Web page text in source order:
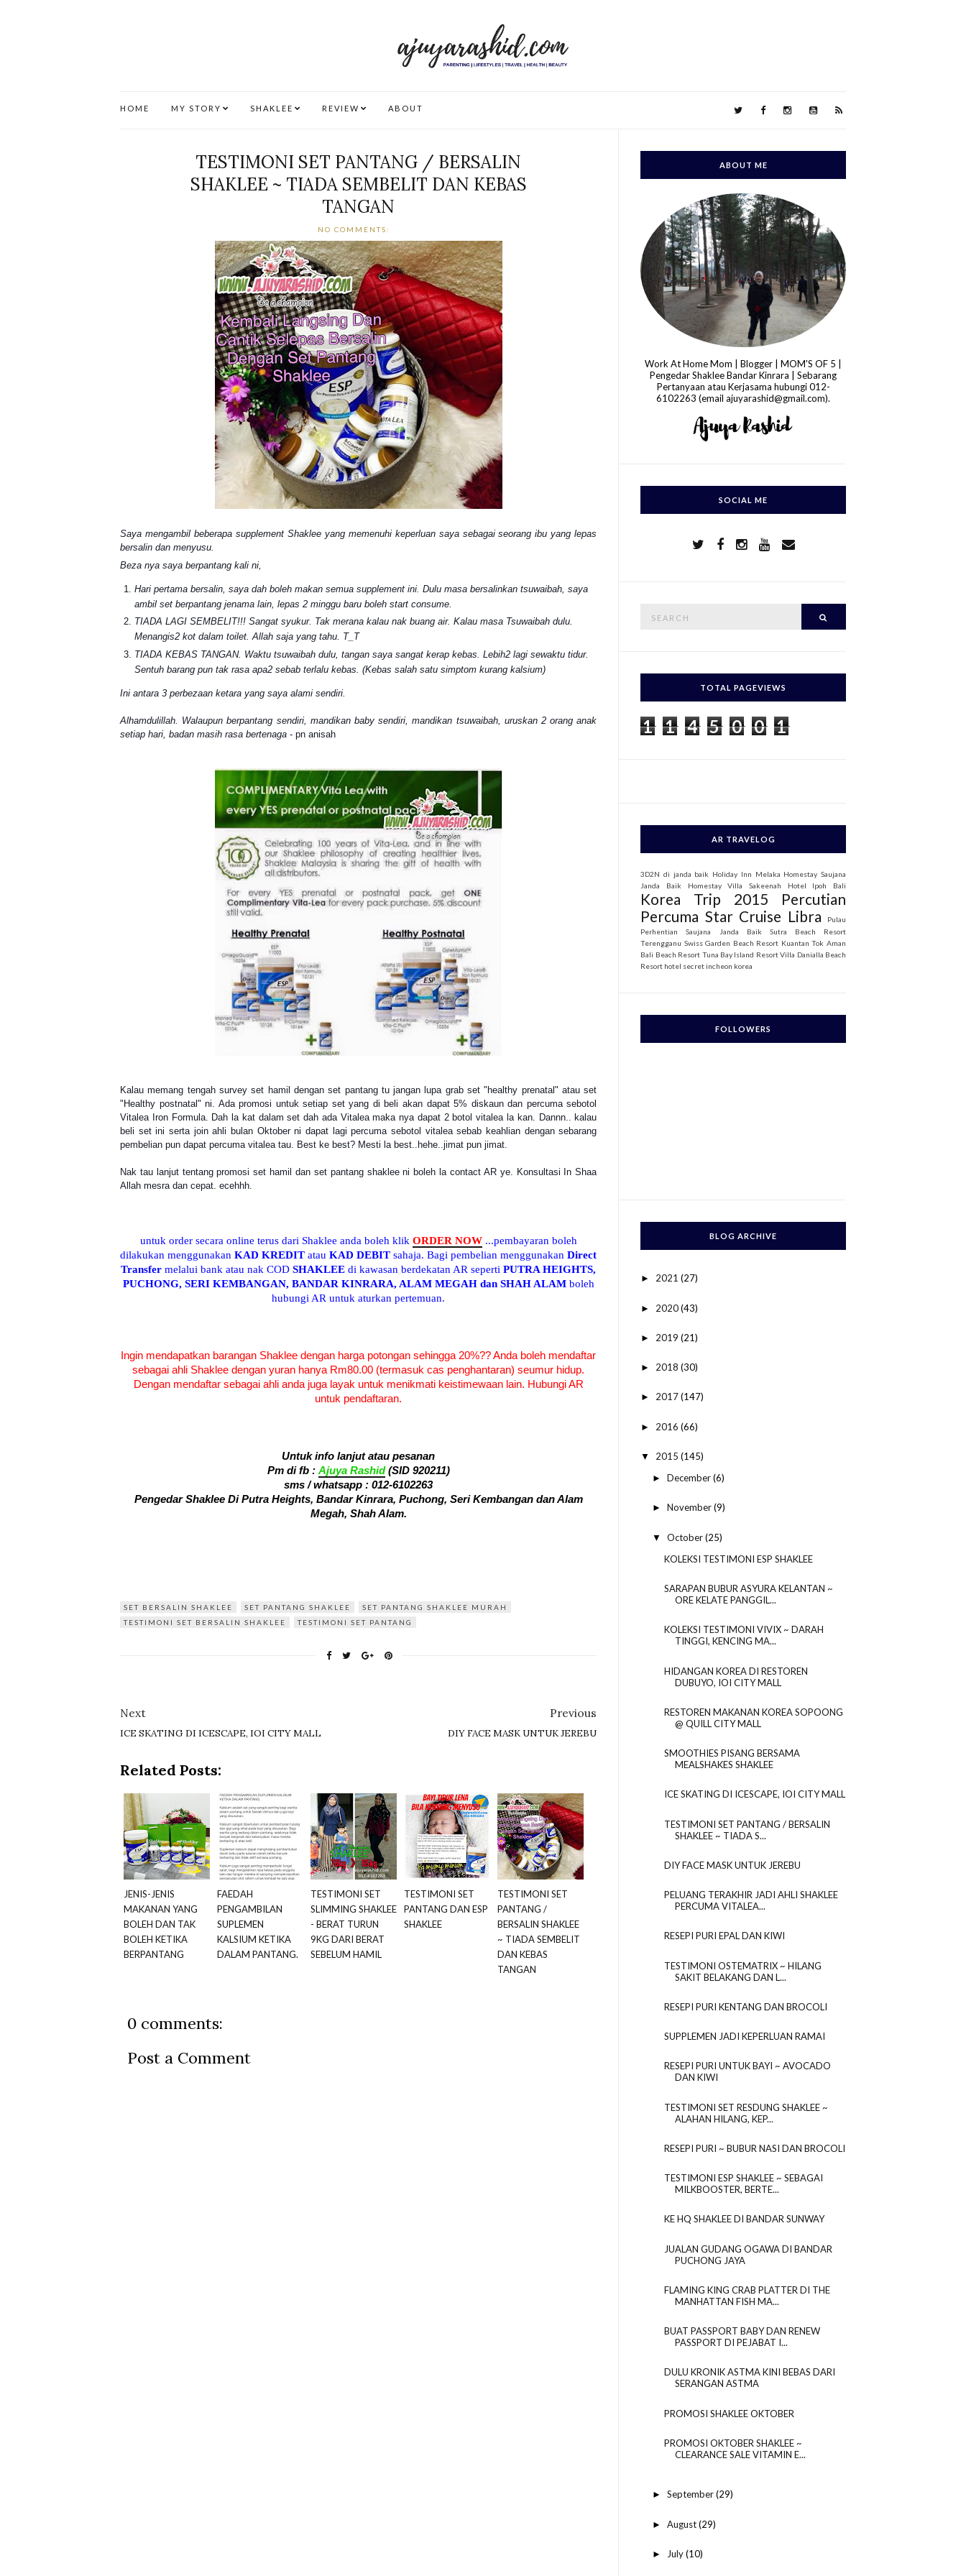
HOME MY STORY SHAKLEE REVIEW ABOUT
TESTIMONI SET PANTANG / BERSALIN
SHAKLEE ~ TIADA SEMBELIT DAN KEBAS
TANGAN
NO COMMENTS:
Saya mengambil beberapa supplement Shaklee yang memenuhi keperluan saya sebagai seorang ibu yang lepas
bersalin dan menyusu.
Beza nya saya berpantang kali ni,
Hari pertama bersalin, saya dah boleh makan semua supplement ini. Dulu masa bersalinkan tsuwaibah, saya
ambil set berpantang jenama lain, lepas 2 minggu baru boleh start consume.
TIADA LAGI SEMBELIT!!! Sangat syukur. Tak merana kalau nak buang air. Kalau masa Tsuwaibah dulu.
Menangis2 kot dalam toilet. Allah saja yang tahu. T_T
TIADA KEBAS TANGAN. Waktu tsuwaibah dulu, tangan saya sangat kerap kebas. Lebih2 lagi sewaktu tidur.
Sentuh barang pun tak rasa apa2 sebab terlalu kebas. (Kebas salah satu simptom kurang kalsium)
Ini antara 3 perbezaan ketara yang saya alami sendiri.
Alhamdulillah. Walaupun berpantang sendiri, mandikan baby sendiri, mandikan tsuwaibah, uruskan 2 orang anak
setiap hari, badan masih rasa bertenaga - pn anisah
Kalau memang tengah survey set hamil dengan set pantang tu jangan lupa grab set "healthy prenatal" atau set
"Healthy postnatal" ni. Ada promosi untuk setiap set yang di beli akan dapat 5% diskaun dan percuma sebotol
Vitalea Iron Formula. Dah la kat dalam set dah ada Vitalea maka nya dapat 2 botol vitalea la kan. Dannn.. kalau
beli set ini serta join ahli bulan Oktober ni dapat lagi percuma sebotol vitalea sebab keahlian dengan sebarang
pembelian pun dapat percuma vitalea tau. Best ke best? Mesti la best..hehe..jimat pun jimat.
Nak tau lanjut tentang promosi set hamil dan set pantang shaklee ni boleh la contact AR ye. Konsultasi In Shaa
Allah mesra dan cepat. ecehhh.
untuk order secara online terus dari Shaklee anda boleh klik ORDER NOW...pembayaran boleh
dilakukan menggunakanKAD KREDIT atauKAD DEBITsahaja. Bagi pembelian menggunakanDirect
Transfer melalui bank atau nak CODSHAKLEE di kawasan berdekatan AR sepertiPUTRA HEIGHTS,
PUCHONG, SERI KEMBANGAN, BANDAR KINRARA, ALAM MEGAH dan SHAH ALAM boleh
hubungi AR untuk aturkan pertemuan.
Ingin mendapatkan barangan Shaklee dengan harga potongan sehingga 20%?? Anda boleh mendaftar
sebagai ahli Shaklee dengan yuran hanya Rm80.00 (termasuk cas penghantaran) seumur hidup.
Dengan mendaftar sebagai ahli anda juga layak untuk menikmati keistimewaan lain. Hubungi AR
untuk pendaftaran.
Untuk info lanjut atau pesanan
Pm di fb : Ajuya Rashid (SID 920211)
sms / whatsapp :012-6102263
Pengedar Shaklee Di Putra Heights, Bandar Kinrara, Puchong, Seri Kembangan dan Alam
Megah, Shah Alam.
SET BERSALIN SHAKLEE SET PANTANG SHAKLEE
SET PANTANG SHAKLEE MURAH
TESTIMONI SET BERSALIN SHAKLEE
TESTIMONI SET PANTANG
Next
ICE SKATING DI ICESCAPE, IOI CITY MALL
Previous
DIY FACE MASK UNTUK JEREBU
Related Posts:
JENIS-JENIS
MAKANAN YANG
BOLEH DAN TAK
BOLEH KETIKA
BERPANTANG
FAEDAH
PENGAMBILAN
SUPLEMEN
KALSIUM KETIKA
DALAM PANTANG.
TESTIMONI SET
SLIMMING SHAKLEE
- BERAT TURUN
9KG DARI BERAT
SEBELUM HAMIL
TESTIMONI SET
PANTANG DAN ESP
SHAKLEE
TESTIMONI SET
PANTANG /
BERSALIN SHAKLEE
~ TIADA SEMBELIT
DAN KEBAS
TANGAN
0 comments:
Post a Comment
ABOUT ME
Work At Home Mom | Blogger | MOM'S OF 5 |
Pengedar Shaklee Bandar Kinrara | Sebarang
Pertanyaan atau Kerjasama hubungi 012-
6102263 (email ajuyarashid@gmail.com).
SOCIAL ME
r
TOTAL PAGEVIEWS
1 1 4 5 0 0 1
AR TRAVELOG
3D2N di janda baik Holiday Inn Melaka Homestay Saujana
Janda Baik
Homestay Villa Sakeenah Hotel Ipoh Bali
Korea Trip 2015
Percutian
Percuma Star Cruise Libra
Pulau
Perhentian
Saujana Janda Baik
Sutra Beach Resort
Terengganu Swiss Garden Beach Resort Kuantan Tok Aman
Bali Beach Resort Tuna Bay Island Resort Villa Danialla Beach
Resort hotel secret incheon korea
FOLLOWERS
BLOG ARCHIVE
► 2021(27)
► 2020(43)
► 2019(21)
► 2018(30)
► 2017(147)
► 2016(66)
▼ 2015(145)
► December(6)
► November(9)
▼ October(25)
KOLEKSI TESTIMONI ESP SHAKLEE
SARAPAN BUBUR ASYURA KELANTAN ~
ORE KELATE PANGGIL...
KOLEKSI TESTIMONI VIVIX ~ DARAH
TINGGI, KENCING MA...
HIDANGAN KOREA DI RESTOREN
DUBUYO, IOI CITY MALL
RESTOREN MAKANAN KOREA SOPOONG
@ QUILL CITY MALL
SMOOTHIES PISANG BERSAMA
MEALSHAKES SHAKLEE
ICE SKATING DI ICESCAPE, IOI CITY MALL
TESTIMONI SET PANTANG / BERSALIN
SHAKLEE ~ TIADA S...
DIY FACE MASK UNTUK JEREBU
PELUANG TERAKHIR JADI AHLI SHAKLEE
PERCUMA VITALEA...
RESEPI PURI EPAL DAN KIWI
TESTIMONI OSTEMATRIX ~ HILANG
SAKIT BELAKANG DAN L...
RESEPI PURI KENTANG DAN BROCOLI
SUPPLEMEN JADI KEPERLUAN RAMAI
RESEPI PURI UNTUK BAYI ~ AVOCADO
DAN KIWI
TESTIMONI SET RESDUNG SHAKLEE ~
ALAHAN HILANG, KEP...
RESEPI PURI ~ BUBUR NASI DAN BROCOLI
TESTIMONI ESP SHAKLEE ~ SEBAGAI
MILKBOOSTER, BERTE...
KE HQ SHAKLEE DI BANDAR SUNWAY
JUALAN GUDANG OGAWA DI BANDAR
PUCHONG JAYA
FLAMING KING CRAB PLATTER DI THE
MANHATTAN FISH MA...
BUAT PASSPORT BABY DAN RENEW
PASSPORT DI PEJABAT I...
DULU KRONIK ASTMA KINI BEBAS DARI
SERANGAN ASTMA
PROMOSI SHAKLEE OKTOBER
PROMOSI OKTOBER SHAKLEE ~
CLEARANCE SALE VITAMIN E...
► September(29)
► August(29)
► July(10)